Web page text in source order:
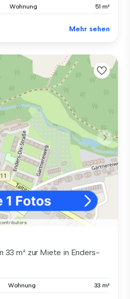
Wohnung 51 m²
Mehr sehen
33 m² zur Miete in Enders-
Wohnung 33 m²